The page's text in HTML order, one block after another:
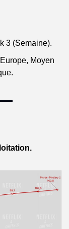
3 (Semaine).
Moyen